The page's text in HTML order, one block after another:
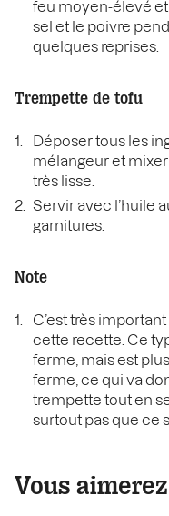
feu moyen-élevé
sel et le poivre
quelques reprises.
Trempette de tofu
Déposer tous les
mélangeur et mixer
très lisse.
Servir avec l’huile
garnitures.
Note
C’est très
cette recette. Ce
ferme, mais est
ferme, ce qui va
trempette tout en
surtout pas que ce
Vous